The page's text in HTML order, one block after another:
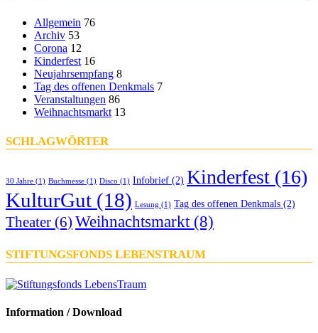
Allgemein 76
Archiv 53
Corona 12
Kinderfest 16
Neujahrsempfang 8
Tag des offenen Denkmals 7
Veranstaltungen 86
Weihnachtsmarkt 13
SCHLAGWÖRTER
30 Jahre (1) Buchmesse (1) Disco (1) Infobrief (2) Kinderfest (16)
KulturGut (18) Lesung (1) Tag des offenen Denkmals (2)
Theater (6) Weihnachtsmarkt (8)
STIFTUNGSFONDS LEBENSTRAUM
Information / Download